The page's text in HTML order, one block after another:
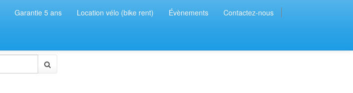
Garantie 5 ans Location vélo (bike rent) Évènements Contactez-nous